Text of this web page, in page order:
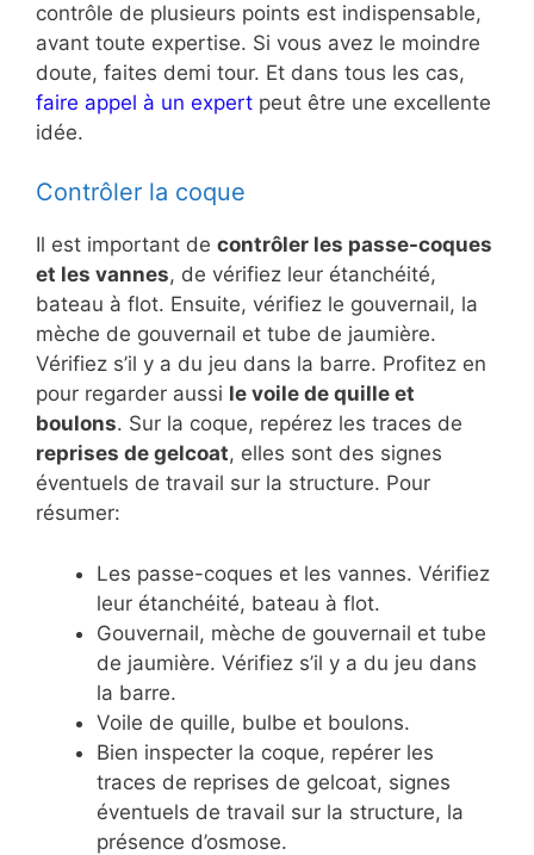
contrôle de plusieurs points est indispensable,
avant toute expertise. Si vous avez le moindre
doute, faites demi tour. Et dans tous les cas,
faire appel à un expert peut être une excellente
idée.
Contrôler la coque
Il est important de contrôler les passe-coques
et les vannes, de vérifiez leur étanchéité,
bateau à flot. Ensuite, vérifiez le gouvernail, la
mèche de gouvernail et tube de jaumière.
Vérifiez s’il y a du jeu dans la barre. Profitez en
pour regarder aussi le voile de quille et
boulons. Sur la coque, repérez les traces de
reprises de gelcoat, elles sont des signes
éventuels de travail sur la structure. Pour
résumer:
Les passe-coques et les vannes. Vérifiez
leur étanchéité, bateau à flot.
Gouvernail, mèche de gouvernail et tube
de jaumière. Vérifiez s’il y a du jeu dans
la barre.
Voile de quille, bulbe et boulons.
Bien inspecter la coque, repérer les
traces de reprises de gelcoat, signes
éventuels de travail sur la structure, la
présence d’osmose.